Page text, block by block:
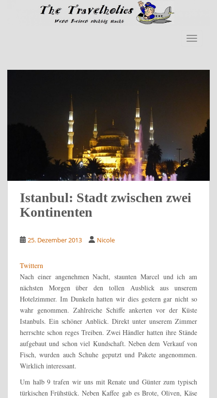
Skip to main content
Istanbul: Stadt zwischen zwei
Kontinenten
25. Dezember 2013 Nicole
Twittern
Nach einer angenehmen Nacht, staunten Marcel und ich am
nächsten Morgen über den tollen Ausblick aus unserem
Hotelzimmer. Im Dunkeln hatten wir dies gestern gar nicht so
wahr genommen. Zahlreiche Schiffe ankerten vor der Küste
Istanbuls. Ein schöner Anblick. Direkt unter unserem Zimmer
herrschte schon reges Treiben. Zwei Händler hatten ihre Stände
aufgebaut und schon viel Kundschaft. Neben dem Verkauf von
Fisch, wurden auch Schuhe geputzt und Pakete angenommen.
Wirklich interessant.
Um halb 9 trafen wir uns mit Renate und Günter zum typisch
türkischen Frühstück. Neben Kaffee gab es Brote, Oliven, Käse